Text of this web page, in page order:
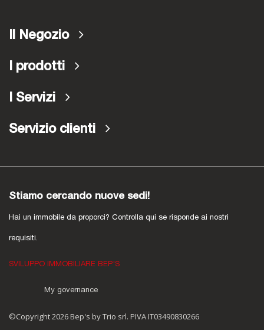
Il Negozio
I prodotti
I Servizi
Servizio clienti
Stiamo cercando nuove sedi!
Hai un immobile da proporci? Controlla qui se risponde ai nostri
requisiti.
SVILUPPO IMMOBILIARE BEP'S
My governance
©Copyright 2026 Bep's by Trio srl. PIVA IT03490830266